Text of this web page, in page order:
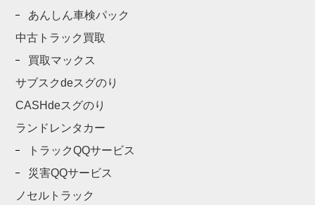
あんしん車検パック
中古トラック買取
買取マックス
サブスクdeスグのり
CASHdeスグのり
ランドレンタカー
トラックQQサービス
災害QQサービス
ノセルトラック